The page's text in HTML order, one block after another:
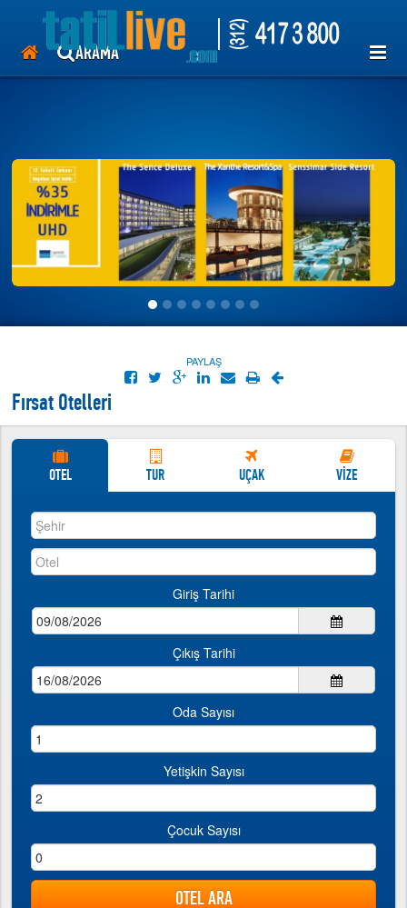
tatil otelleri, hotelleri, antalya, kemer, Lara, side, Bodrum, Marmaris,
Ayvalık, ören , tekirova, her şey dahil, kiralık villa.
uçak bileti, thy, pegasus, ajet, uygun tatil, ucuza tatil.mısır,antik mısır
,hurgada,kahire,luxor
ARAMA
GEMİ
UÇAK
ÜYE GİRİŞİ
PAYLAŞ
Fırsat Otelleri
http://www.tatillive.com
İndirimli Yurtdışı Turları
İndirimli Yurtdışı Turları
OTEL TUR UÇAK VİZE
Giriş Tarihi
Çıkış Tarihi
Oda Sayısı
Yetişkin Sayısı
Çocuk Sayısı